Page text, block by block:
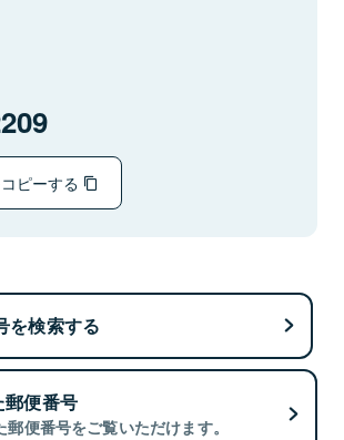
ピーする
を検索する
便番号
便番号をご覧いただけます。